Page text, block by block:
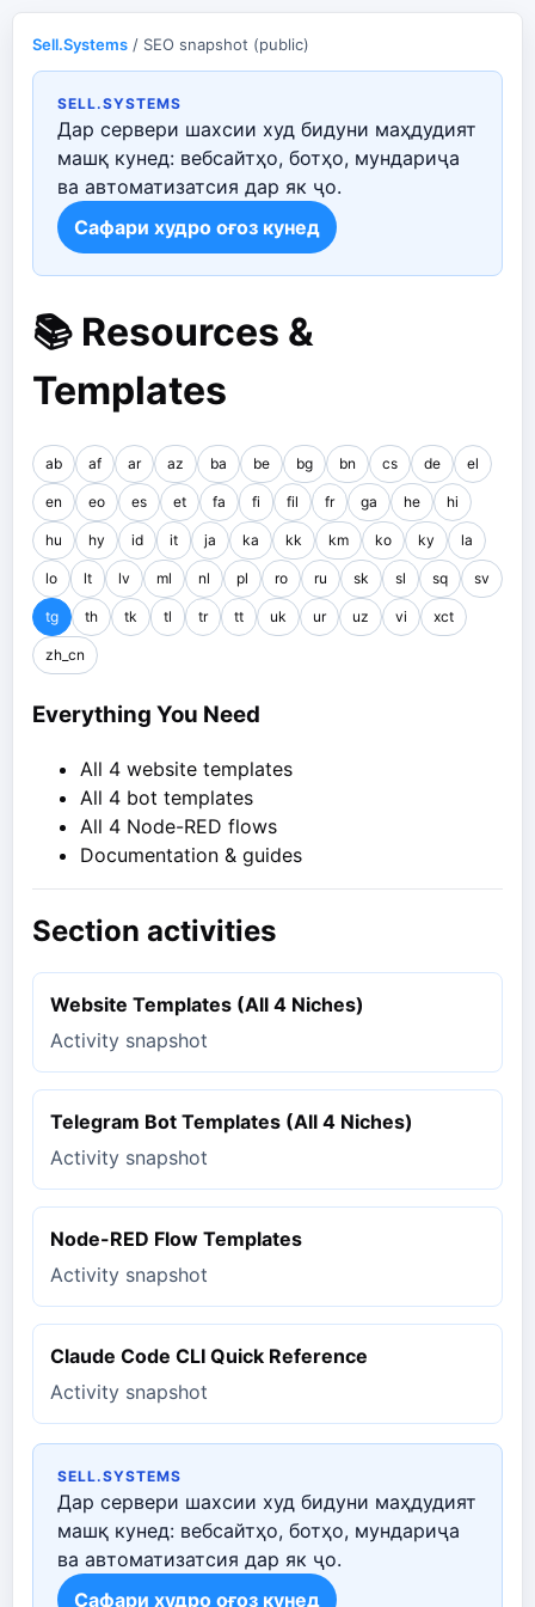
Sell.Systems / SEO snapshot (public)
SELL.SYSTEMS
Дар сервери шахсии худ бидуни маҳдудият
машқ кунед: вебсайтҳо, ботҳо, мундариҷа
ва автоматизатсия дар як ҷо.
Сафари худро оғоз кунед
📚 Resources &
Templates
ab af ar az ba be bg bn cs de el
en eo es et fa fi fil fr ga he hi
hu hy id it ja ka kk km ko ky la
lo lt lv ml nl pl ro ru sk sl sq sv
tg th tk tl tr tt uk ur uz vi xct
zh_cn
Everything You Need
All 4 website templates
All 4 bot templates
All 4 Node-RED flows
Documentation & guides
Section activities
Website Templates (All 4 Niches)
Activity snapshot
Telegram Bot Templates (All 4 Niches)
Activity snapshot
Node-RED Flow Templates
Activity snapshot
Claude Code CLI Quick Reference
Activity snapshot
SELL.SYSTEMS
Дар сервери шахсии худ бидуни маҳдудият
машқ кунед: вебсайтҳо, ботҳо, мундариҷа
ва автоматизатсия дар як ҷо.
Сафари худро оғоз кунед